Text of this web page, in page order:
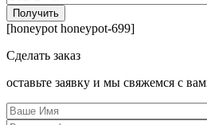
[honeypot honeypot-699]
Сделать заказ
оcтавьте заявку и мы свяжемся с